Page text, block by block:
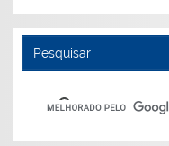
Pesquisar